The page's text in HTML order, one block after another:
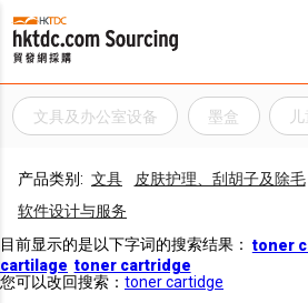
文具及办公室设备 墨盒
产品类别: 文具 皮肤护理、刮胡子及除毛
软件设计与服务
目前显示的是以下字词的搜索结果： toner
cartilage toner cartridge
您可以改回搜索： toner cartidge